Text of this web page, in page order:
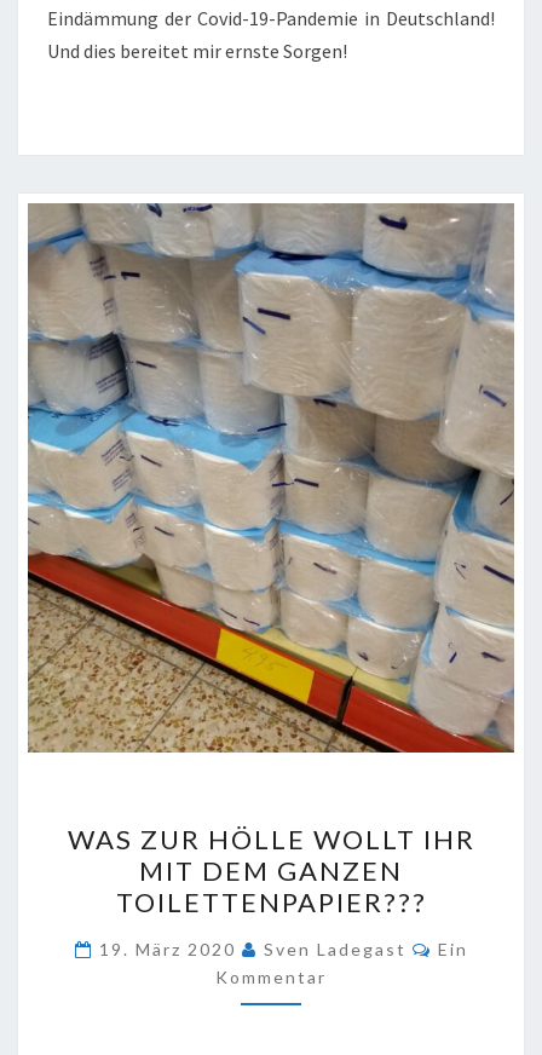
Eindämmung der Covid-19-Pandemie in Deutschland!
Und dies bereitet mir ernste Sorgen!
ZUR
HÖLLE
WOLLT
IHR
MIT
DEM
WAS ZUR HÖLLE WOLLT IHR
MIT DEM GANZEN
TOILETTENPAPIER???
19. März 2020 Sven Ladegast
Ein
Kommentar